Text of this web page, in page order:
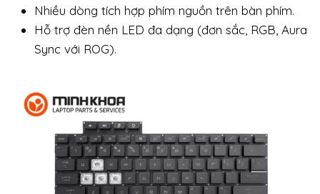
Nhiều dòng tích hợp phím nguồn trên bàn phím.
Hỗ trợ đèn nền LED đa dạng (đơn sắc, RGB, Aura
Sync với ROG).